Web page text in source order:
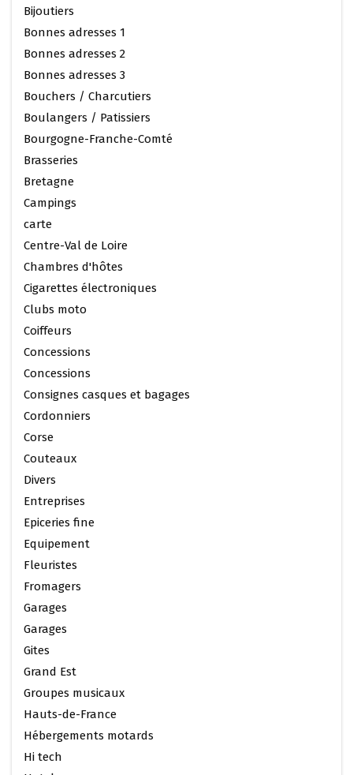
Bijoutiers
Bonnes adresses 1
Bonnes adresses 2
Bonnes adresses 3
Bouchers / Charcutiers
Boulangers / Patissiers
Bourgogne-Franche-Comté
Brasseries
Bretagne
Campings
carte
Centre-Val de Loire
Chambres d'hôtes
Cigarettes électroniques
Clubs moto
Coiffeurs
Concessions
Concessions
Consignes casques et bagages
Cordonniers
Corse
Couteaux
Divers
Entreprises
Epiceries fine
Equipement
Fleuristes
Fromagers
Garages
Garages
Gites
Grand Est
Groupes musicaux
Hauts-de-France
Hébergements motards
Hi tech